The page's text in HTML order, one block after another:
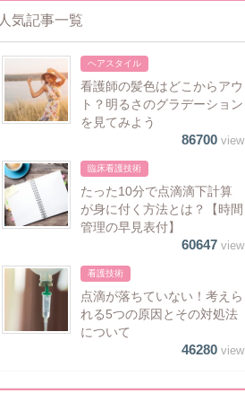
人気記事一覧
ヘアスタイル
看護師の髪色はどこからアウ
ト？明るさのグラデーション
を見てみよう
86700view
臨床看護技術
たった10分で点滴滴下計算
が身に付く方法とは？【時間
管理の早見表付】
60647view
看護技術
点滴が落ちていない！考えら
れる5つの原因とその対処法
について
46280view